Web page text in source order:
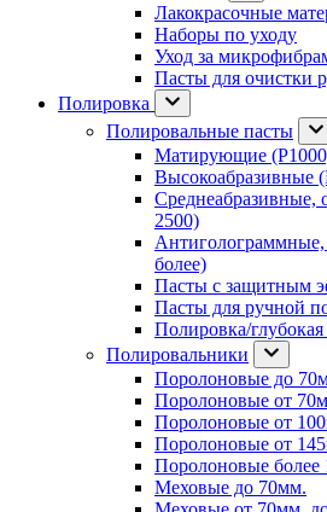
Лакокрасочные
Наборы по уходу
Уход за
Пасты для очистки
Полировка
Полировальные пасты
Матирующие
Высокоабразивные
Среднеабразивные,
2500)
более)
Пасты с защитным
Пасты для ручной
Полировка/глубокая
Полировальники
Поролоновые до
Поролоновые от
Поролоновые от
Поролоновые от
Поролоновые более
Меховые до 70мм.